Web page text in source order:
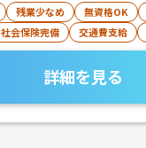
残業少なめ 無資格OK
社会保険完備 交通費支給
詳細を見る